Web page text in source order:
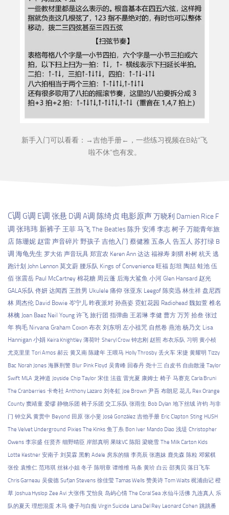
新手入门可以看看：→吉他手册←，一些练习视频在B站“飞
啦不休”也有发。
C调 G调 E调 张悬 D调 A调 陈绮贞 电影原声万晓利 Damien Rice F
调 张玮玮 新裤子 王菲马飞 The Beatles 陈升 安溥 李志 树子 万能青年旅
店 陈珊妮 赵雷 声音碎片 野孩子 吉他入门 蔡健雅 五条人 告五人 苏打绿 B
调 海龟先生 罗大佑 声音玩具 郑宜农 Keren Ann 达达 福禄寿 刺猬 朴树 杭天 逃
跑计划 John Lennon 莫文蔚 腰乐队 Kings of Convenience 旺福 彭坦 陶喆 蛙池 伍
佰 张震岳 Paul McCartney 棉花糖 周云蓬 后海大鲨鱼 小河 Glen Hansard 赵光
GALA乐队 佟妍 达闻西 王胜男 Ukulele 痛仰 张亚东 Leegof 陈奕迅 林生祥 盘尼西
林 周杰伦 David Bowie 岑宁儿 昨夜派对 孙燕姿 霓虹花园 Radiohead 魏如萱 椎名
林檎 Joan Baez Neil Young 许飞 旅行团 指弹曲 王若琳 李健 曹方 万芳 拾叁 张过
年 狗毛 Nirvana Graham Coxon 布衣 刘东明 左小祖咒 自然卷 燕池 杨乃文 Lisa
Hannigan 小娟 Keira Knightley 薄荷叶 Sheryl Crow 钟志刚 赵照 布衣乐队 习明 黄小桢
尤克里里 Tori Amos 郝云 黄又南 陈建年 王喂马 Holly Throsby 丢火车 宋捷 黄耀明 Tizzy
Bac Norah Jones 海豚刑警 Blur Pink Floyd 吴青峰 回春丹 尧十三 白皮书 自由散漫 Taylor
Swift MLA 龙神道 Joyside Chip Taylor 宋佳 法兹 雷光夏 康姆士 椅子 马赛克 Carla Bruni
The Cranberries 卡奇社 Anthony Lazaro 刘冬虹 Joe Brown 尹吾 布朗尼 花儿 Rex Orange
County 窦靖童 爱缪 静物乐团 椅子乐团 交工乐队 张雨生 Bob Dylan 地下丝绒 许钧 与非
门 钟立风 黄贯中 Beyond 田原 张小斐 José González 吉他手册 Eric Clapton Sting HUSH
The Velvet Underground Pixies The Kinks 鱼丁糸 Bon Iver Mando Diao 浅堤 Christopher
Owens 李宗盛 任贤齐 细野晴臣 岸部真明 果味VC 陈阳 梁晓雪 The Milk Carton Kids
Lotte Kestner 安南子 刘昊霖 黑豹 Adele 房东的猫 李亮辰 张惠妹 鹿先森 陈粒 邓紫棋
张佺 袁惟仁 范玮琪 丝袜小姐 冬子 陈明章 谭维维 马条 黄玠 白云 邵夷贝 落日飞车
Chris Garneau 吴俊德 Sufjan Stevens 徐佳莹 Tamas Wells 赞美诗 Tom Waits 梶浦由记 橙
草 Joshua Hyslop Zee Avi 大张伟 艾怡良 岛屿心情 The Coral Sea 水仙斗活佛 九连真人 乐
队的夏天 理想混蛋 木马 傻子与白痴 Virgin Suicide Lana Del Rey Leonard Cohen 跳跳番